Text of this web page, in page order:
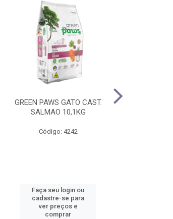
GREEN PAWS GATO CAST.
SALMAO 10,1KG
Código: 4242
Faça seu login ou
cadastre-se para
ver preços e
comprar